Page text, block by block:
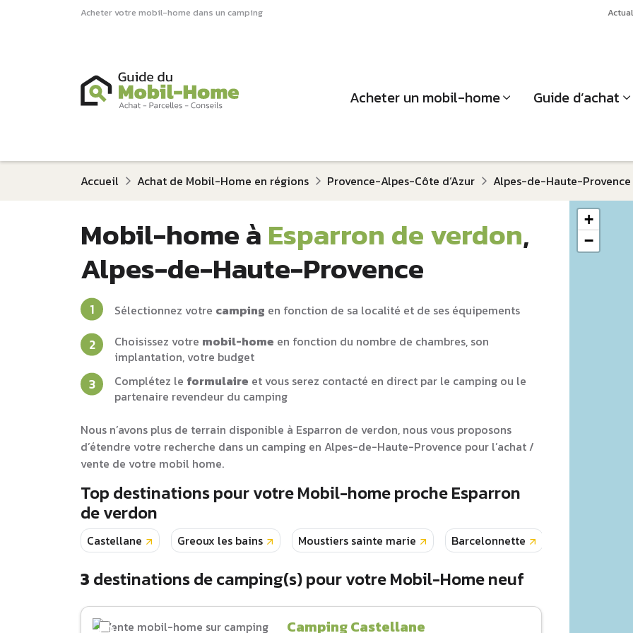
Acheter votre mobil-home dans un camping
Acheter un mobil-home Guide d’achat
Accueil Achat de Mobil-Home en régions Provence-Alpes-Côte d‘Azur Alpes-de-Haute-Provence
+
−
Mobil-home à Esparron de verdon,
Alpes-de-Haute-Provence
Sélectionnez votre camping en fonction de sa localité et de ses équipements
Choisissez votre mobil-home en fonction du nombre de chambres, son
implantation, votre budget
Complétez le formulaire et vous serez contacté en direct par le camping ou le
partenaire revendeur du camping
Nous n’avons plus de terrain disponible à Esparron de verdon, nous vous proposons
d’étendre votre recherche dans un camping en Alpes-de-Haute-Provence pour l’achat /
vente de votre mobil home.
Top destinations pour votre Mobil-home proche Esparron
de verdon
Castellane Greoux les bains Moustiers sainte marie Barcelonnette
3 destinations de camping(s) pour votre Mobil-Home neuf
Camping Castellane